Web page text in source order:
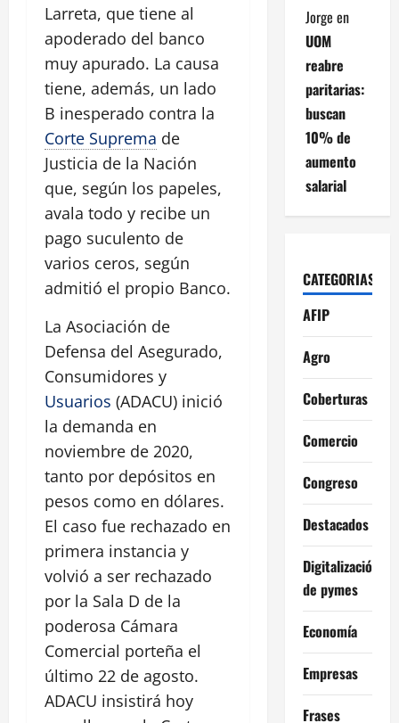
Larreta, que tiene al
apoderado del banco
muy apurado. La causa
tiene, además, un lado
B inesperado contra la
Corte Suprema de
Justicia de la Nación
que, según los papeles,
avala todo y recibe un
pago suculento de
varios ceros, según
admitió el propio Banco.
La Asociación de
Defensa del Asegurado,
Consumidores y
Usuarios (ADACU) inició
la demanda en
noviembre de 2020,
tanto por depósitos en
pesos como en dólares.
El caso fue rechazado en
primera instancia y
volvió a ser rechazado
por la Sala D de la
poderosa Cámara
Comercial porteña el
último 22 de agosto.
ADACU insistirá hoy
Jorge en
UOM
reabre
paritarias:
buscan
10% de
aumento
salarial
CATEGORIAS
AFIP
Agro
Coberturas
Comercio
Congreso
Destacados
Digitalización
de pymes
Economía
Empresas
Frases